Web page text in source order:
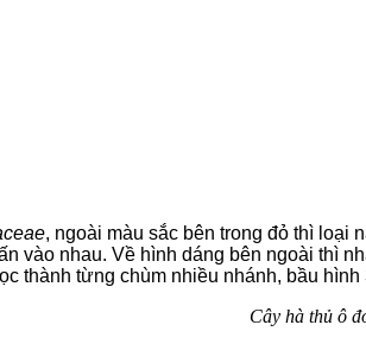
, ngoài màu sắc bên trong đỏ thì loại
vào nhau. Về hình dáng bên ngoài thì
thành từng chùm nhiều nhánh, bầu
Cây hà thủ ô